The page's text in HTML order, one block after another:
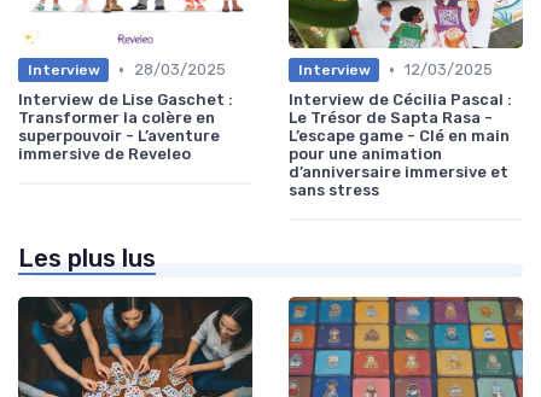
Interview •
28/03/2025
Interview de Lise Gaschet :
Transformer la colère en
superpouvoir - L’aventure
immersive de Reveleo
Interview • 12/03/2025
Interview de Cécilia Pascal :
Le Trésor de Sapta Rasa -
L’escape game - Clé en main
pour une animation
d’anniversaire immersive et
sans stress
Les plus lus